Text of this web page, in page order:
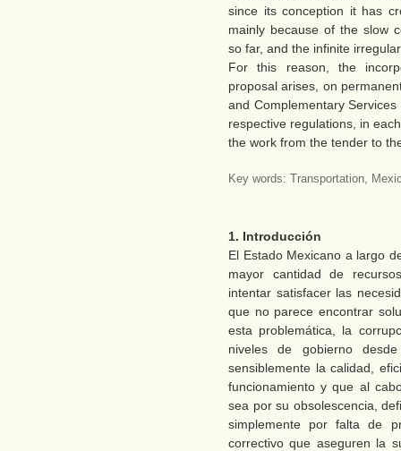
since its conception it has
mainly because of the slow
so far, and the infinite
For this reason, the
proposal arises, on
and Complementary
respective regulations, in
the work from the tender to
Key words: Transportation,
1. Introducción
El Estado Mexicano a largo
mayor cantidad de
intentar satisfacer las
que no parece encontrar
esta problemática, la
niveles de gobierno
sensiblemente la calidad,
funcionamiento y que al
sea por su obsolescencia,
simplemente por falta de
correctivo que aseguren la